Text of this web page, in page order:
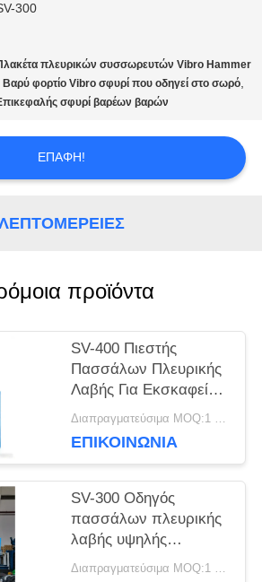
300
πλευρικών συσσωρευτών Vibro Hammer
Βαρύ φορτίο Vibro σφυρί που οδηγεί στο σωρό,
σφυρί βαρέων βαρών
ΕΠΑΦΉ!
προϊόντα
SV-400 Πιεστής
Πασσάλων Πλευρικής
Λαβής Για Εκσκαφείς
32-40 Τόνων Δύναμη
Συχνότητας
Διαπραγματεύσιμα MOQ:1 Σετ
ΕΠΙΚΟΙΝΩΝΙΑ
SV-300 Οδηγός
πασσάλων πλευρικής
λαβής υψηλής
χωρητικότητας για
Διαπραγματεύσιμα MOQ:1 Σετ